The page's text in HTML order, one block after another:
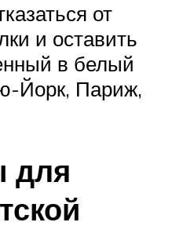
от
и оставить
в белый
Йорк, Париж,
для